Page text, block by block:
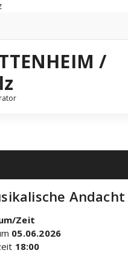
/
Zeit
05.06.2026
18:00